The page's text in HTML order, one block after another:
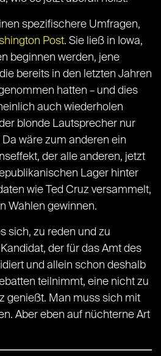
spezifischere Umfragen,
Post. Sie ließ in Iowa,
beginnen werden, jene
bereits in den letzten Jahren
hatten – und dies
auch wiederholen
blonde Lautsprecher nur
wäre zum anderen ein
der alle anderen, jetzt
Lager hinter
wie Ted Cruz versammelt,
Wahlen gewinnen.
sich, zu reden und zu
der für das Amt des
und allein schon deshalb
teilnimmt, eine nicht zu
genießt. Man muss sich mit
Aber eben auf nüchterne Art